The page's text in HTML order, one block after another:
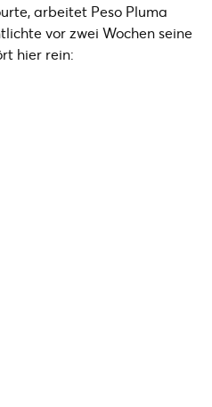
arbeitet Peso Pluma
vor zwei Wochen seine
hier rein: